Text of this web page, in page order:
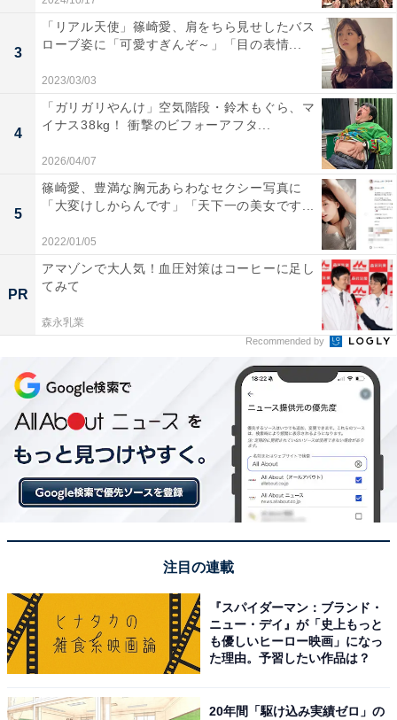
3
「リアル天使」篠崎愛、肩をちら見せしたバス
ローブ姿に「可愛すぎんぞ～」「目の表情...
2023/03/03
4
「ガリガリやんけ」空気階段・鈴木もぐら、マ
イナス38kg！ 衝撃のビフォーアフタ...
2026/04/07
5
篠崎愛、豊満な胸元あらわなセクシー写真に
「大変けしからんです」「天下一の美女です...
2022/01/05
PR
アマゾンで大人気！血圧対策はコーヒーに足し
てみて
森永乳業
Recommended by
注目の連載
『スパイダーマン：ブランド・
ニュー・デイ』が「史上もっと
も優しいヒーロー映画」になっ
た理由。予習したい作品は？
20年間「駆け込み実績ゼロ」の